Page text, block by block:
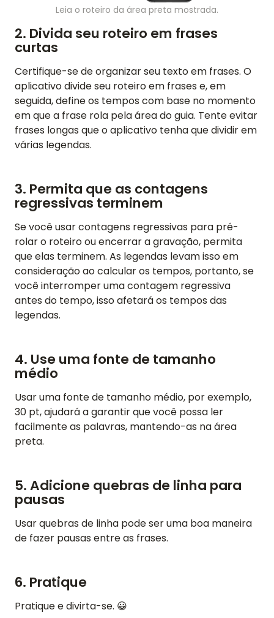
AVALIAÇÕES
VÍDEO
SUPORTE
GUIAS E PERGUNTAS FREQUENTES
BLOG
GERMANFRENCH
Leia o roteiro da área preta mostrada.
2. Divida seu roteiro em frases
curtas
Certifique-se de organizar seu texto em frases. O
aplicativo divide seu roteiro em frases e, em
seguida, define os tempos com base no momento
em que a frase rola pela área do guia. Tente evitar
frases longas que o aplicativo tenha que dividir em
várias legendas.
3. Permita que as contagens
regressivas terminem
Se você usar contagens regressivas para pré-
rolar o roteiro ou encerrar a gravação, permita
que elas terminem. As legendas levam isso em
consideração ao calcular os tempos, portanto, se
você interromper uma contagem regressiva
antes do tempo, isso afetará os tempos das
legendas.
4. Use uma fonte de tamanho
médio
Usar uma fonte de tamanho médio, por exemplo,
30 pt, ajudará a garantir que você possa ler
facilmente as palavras, mantendo-as na área
preta.
5. Adicione quebras de linha para
pausas
Usar quebras de linha pode ser uma boa maneira
de fazer pausas entre as frases.
6. Pratique
Pratique e divirta-se. 😀